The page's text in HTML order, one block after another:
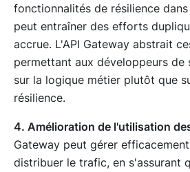
fonctionnalités de résilience
peut entraîner des efforts
accrue. L'API Gateway abstrait
permettant aux développeurs de
sur la logique métier plutôt que
résilience.
4. Amélioration de l'utilisation
Gateway peut gérer
distribuer le trafic, en s'assurant